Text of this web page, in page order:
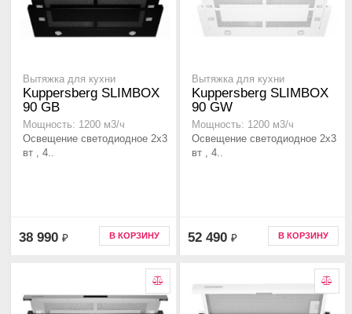
Вытяжка для кухни
Kuppersberg SLIMBOX
90 GB
Мощность: 1200 м3/ч
Освещение светодиодное 2х3
вт , 4..
38 990 ₽ В КОРЗИНУ
Вытяжка для кухни
Kuppersberg SLIMBOX
90 GW
Мощность: 1200 м3/ч
Освещение светодиодное 2х3
вт , 4..
52 490 ₽ В КОРЗИНУ